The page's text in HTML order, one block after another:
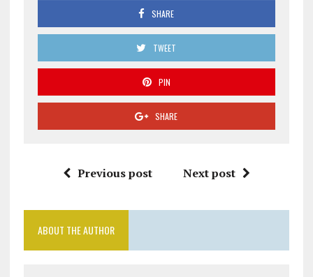
SHARE
TWEET
PIN
SHARE
Previous post Next post
ABOUT THE AUTHOR